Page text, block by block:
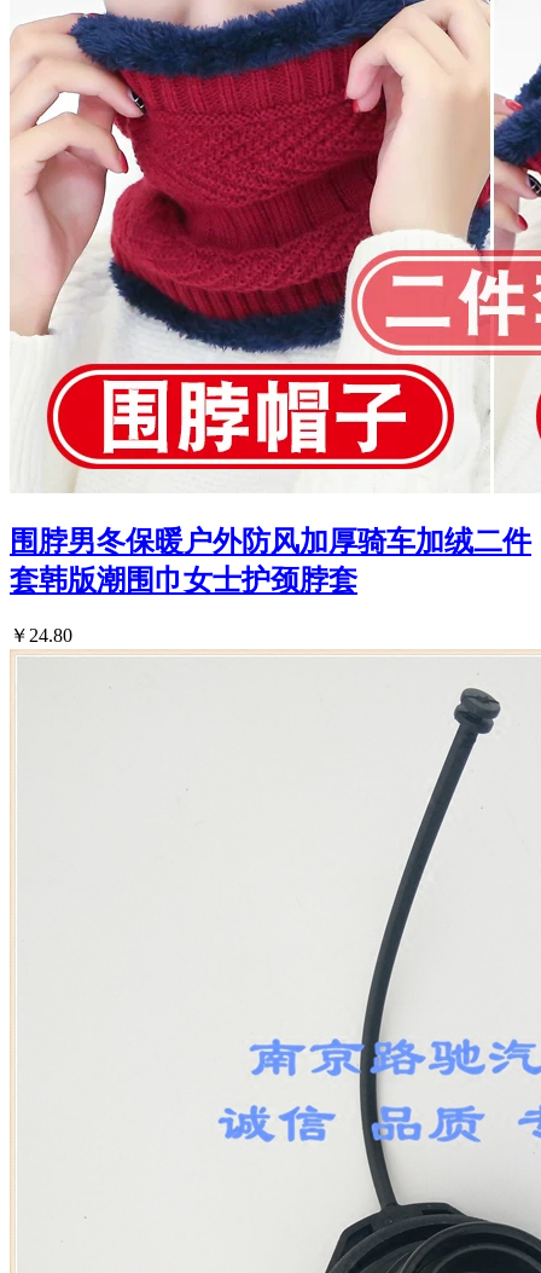
围脖男冬保暖户外防风加厚骑车加绒二件
套韩版潮围巾女士护颈脖套
￥24.80